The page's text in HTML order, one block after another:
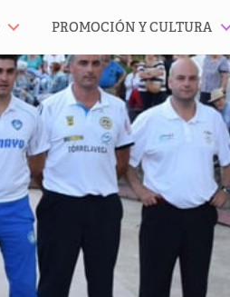
PROMOCIÓN Y CULTURA